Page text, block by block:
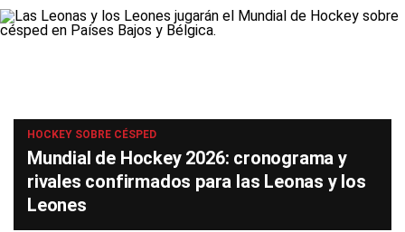
HOCKEY SOBRE CÉSPED
Mundial de Hockey 2026: cronograma y
rivales confirmados para las Leonas y los
Leones